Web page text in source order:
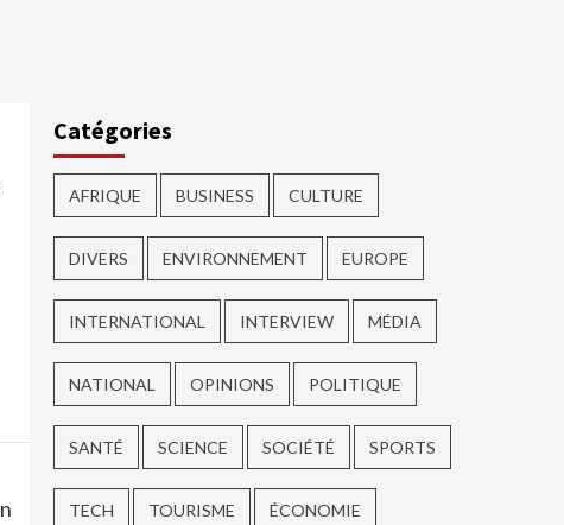
Catégories
AFRIQUE BUSINESS CULTURE
DIVERS ENVIRONNEMENT EUROPE
INTERNATIONAL INTERVIEW MÉDIA
NATIONAL OPINIONS POLITIQUE
SANTÉ SCIENCE SOCIÉTÉ SPORTS
TECH TOURISME ÉCONOMIE